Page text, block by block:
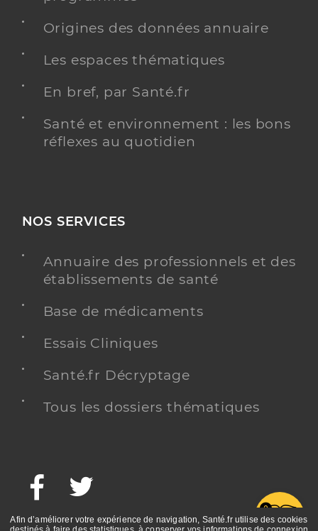
Origines des données annuaire
Les espaces thématiques
En bref, par Santé.fr
Santé et environnement : les bons
réflexes au quotidien
NOS SERVICES
Annuaire des professionnels et des
établissements de santé
Base de médicaments
Essais Cliniques
Santé.fr Décryptage
Tous les dossiers thématiques
Facebook
Afin d’améliorer votre expérience de navigation, Santé.fr utilise des cookies